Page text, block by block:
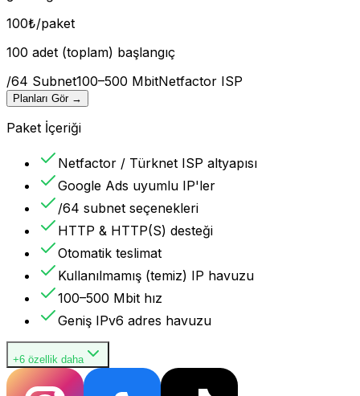
100₺/paket
100 adet (toplam) başlangıç
/64 Subnet100–500 MbitNetfactor ISP
Planları Gör →
Paket İçeriği
Netfactor / Türknet ISP altyapısı
Google Ads uyumlu IP'ler
/64 subnet seçenekleri
HTTP & HTTP(S) desteği
Otomatik teslimat
Kullanılmamış (temiz) IP havuzu
100–500 Mbit hız
Geniş IPv6 adres havuzu
+6 özellik daha